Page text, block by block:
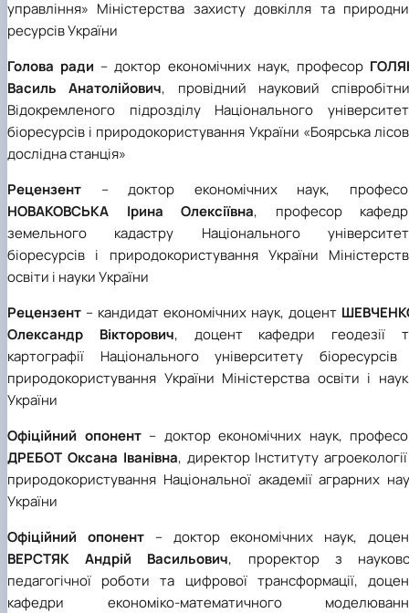
управління» Міністерства захисту довкілля та
ресурсів України
Голова ради – доктор економічних наук, професор
Василь Анатолійович, провідний науковий
Відокремленого підрозділу Національного
біоресурсів і природокористування України «Боярська
дослідна станція»
Рецензент – доктор економічних наук,
НОВАКОВСЬКА Ірина Олексіївна, професор
земельного кадастру Національного
біоресурсів і природокористування України
освіти і науки України
Рецензент – кандидат економічних наук, доцент
Олександр Вікторович, доцент кафедри геодезії
картографії Національного університету біоресурсів
природокористування України Міністерства освіти і
України
Офіційний опонент– доктор економічних наук,
ДРЕБОТ Оксана Іванівна, директор Інституту агроекології
природокористування Національної академії аграрних
України
Офіційний опонент– доктор економічних наук,
ВЕРСТЯК Андрій Васильович, проректор з
педагогічної роботи та цифрової трансформації,
кафедри економіко-математичного